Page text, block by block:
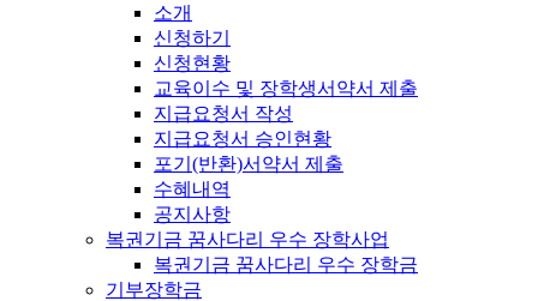
소개
신청하기
신청현황
교육이수 및 장학생서약서 제출
지급요청서 작성
지급요청서 승인현황
포기(반환)서약서 제출
수혜내역
공지사항
복권기금 꿈사다리 우수 장학사업
복권기금 꿈사다리 우수 장학금
기부장학금